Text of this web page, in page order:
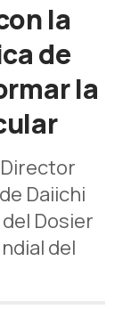
la
de
la
Daiichi
Dosier
del